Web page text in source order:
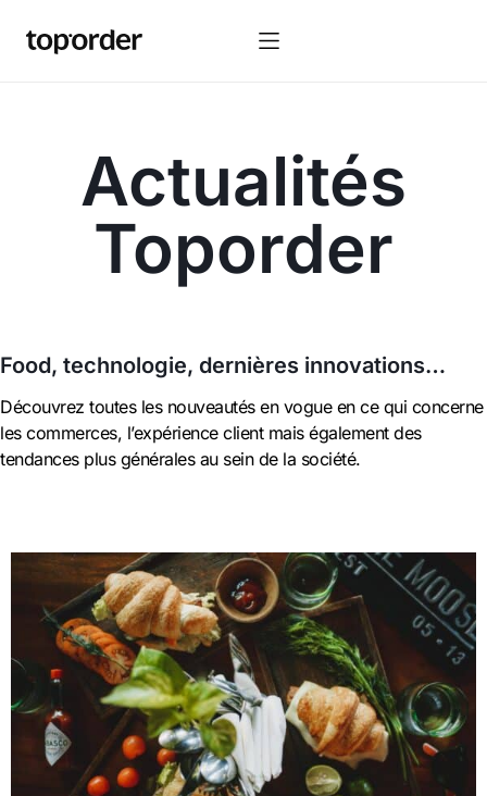
Actualités
Toporder
Food, technologie, dernières innovations…
Découvrez toutes les nouveautés en vogue en ce qui concerne
les commerces, l’expérience client mais également des
tendances plus générales au sein de la société.